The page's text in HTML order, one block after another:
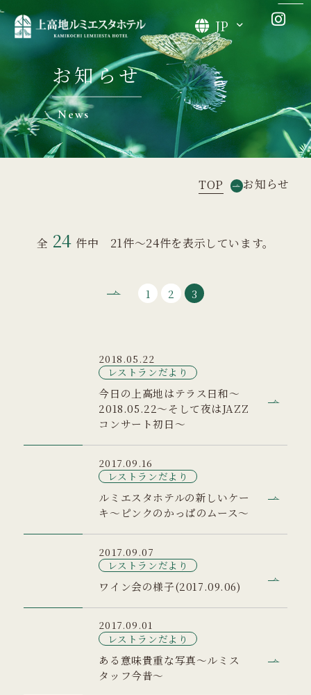
JP
お知らせ
News
TOP お知らせ
全 24 件中 21件～24件を表示しています。
1 2 3
2018.05.22
レストランだより
今日の上高地はテラス日和～
2018.05.22～そして夜はJAZZ
コンサート初日～
2017.09.16
レストランだより
ルミエスタホテルの新しいケー
キ～ピンクのかっぱのムース～
2017.09.07
レストランだより
ワイン会の様子(2017.09.06)
2017.09.01
レストランだより
ある意味貴重な写真～ルミス
タッフ今昔～